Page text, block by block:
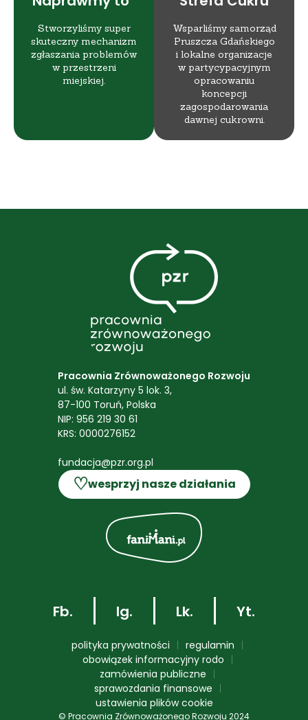
Stworzyliśmy super
skuteczny mechanizm
zgłaszania problemów
w przestrzeni
miejskiej.
Wsparliśmy samorząd
Pruszcza Gdańskiego
i lokalne organizacje
w partycypacyjnym
opracowaniu
koncepcji
zagospodarowania
dawnej cukrowni.
Pracownia Zrównoważonego Rozwoju
ul. św. Katarzyny 5 lok. 3,
87-100 Toruń, Polska
NIP: 956 219 30 61
KRS: 0000276152
fundacja@pzr.org.pl
♡wesprzyj nasze działania
Fb. Ig. Lk. Yt.
polityka prywatności
regulamin
obowiązek informacyjny rodo
zamówienia publiczne
sprawozdania finansowe
ustawienia plików cookie
© Pracownia Zrównoważonego Rozwoju 2024